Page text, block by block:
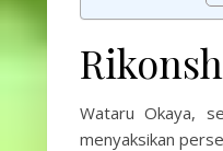
Wataru Okaya,
menyaksikan